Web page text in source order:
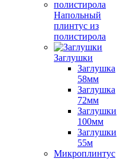
Напольный
плинтус из
полистирола
Заглушки
Заглушка
58мм
Заглушка
72мм
Заглушки
100мм
Заглушки
55м
Микроплинтус